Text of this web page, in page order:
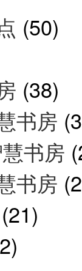
(50)
(38)
书房
书房
书房
(21)